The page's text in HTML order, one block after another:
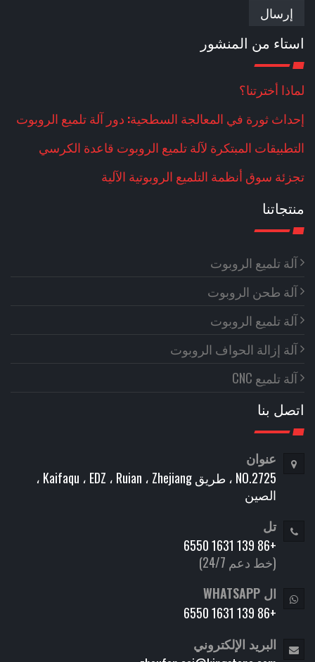
إرسال
استاء من المنشور
لماذا أخترتنا؟
إحداث ثورة في المعالجة السطحية: دور آلة تلميع الروبوت
التطبيقات المبتكرة لآلة تلميع الروبوت قاعدة الكرسي
تجزئة سوق أنظمة التلميع الروبوتية الآلية
منتجاتنا
آلة تلميع الروبوت
آلة طحن الروبوت
آلة تلميع الروبوت
آلة إزالة الحواف الروبوت
آلة تلميع CNC
اتصل بنا
عنوان
NO.2725 ، طريق Kaifaqu ، EDZ ، Ruian ، Zhejiang ،
الصين
تل
+86 139 1631 6550
(خط دعم 24/7)
ال WHATSAPP
+86 139 1631 6550
البريد الإلكتروني